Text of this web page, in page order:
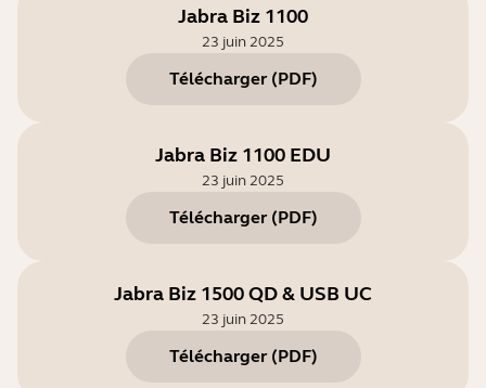
Jabra Biz 1100
23 juin 2025
Télécharger (PDF)
Jabra Biz 1100 EDU
23 juin 2025
Télécharger (PDF)
Jabra Biz 1500 QD & USB UC
23 juin 2025
Télécharger (PDF)